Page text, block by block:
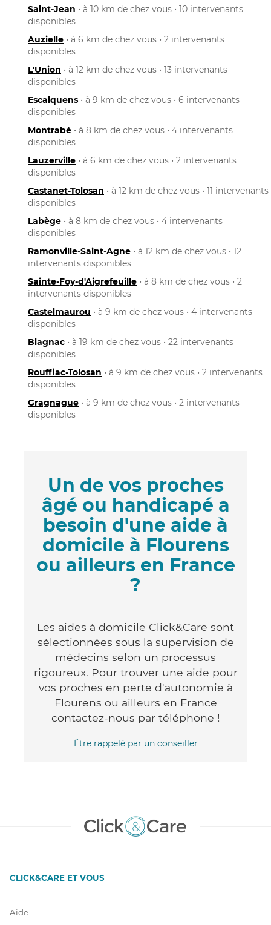
Saint-Jean • à 10 km de chez vous • 10 intervenants
disponibles
Auzielle • à 6 km de chez vous • 2 intervenants
disponibles
L'Union • à 12 km de chez vous • 13 intervenants
disponibles
Escalquens • à 9 km de chez vous • 6 intervenants
disponibles
Montrabé • à 8 km de chez vous • 4 intervenants
disponibles
Lauzerville • à 6 km de chez vous • 2 intervenants
disponibles
Castanet-Tolosan • à 12 km de chez vous • 11 intervenants
disponibles
Labège • à 8 km de chez vous • 4 intervenants
disponibles
Ramonville-Saint-Agne • à 12 km de chez vous • 12
intervenants disponibles
Sainte-Foy-d'Aigrefeuille • à 8 km de chez vous • 2
intervenants disponibles
Castelmaurou • à 9 km de chez vous • 4 intervenants
disponibles
Blagnac • à 19 km de chez vous • 22 intervenants
disponibles
Rouffiac-Tolosan • à 9 km de chez vous • 2 intervenants
disponibles
Gragnague • à 9 km de chez vous • 2 intervenants
disponibles
Un de vos proches
âgé ou handicapé a
besoin d'une aide à
domicile à Flourens
ou ailleurs en France
?
Les aides à domicile Click&Care sont
sélectionnées sous la supervision de
médecins selon un processus
rigoureux. Pour trouver une aide pour
vos proches en perte d'autonomie à
Flourens ou ailleurs en France
contactez-nous par téléphone !
Être rappelé par un conseiller
CLICK&CARE ET VOUS
Aide